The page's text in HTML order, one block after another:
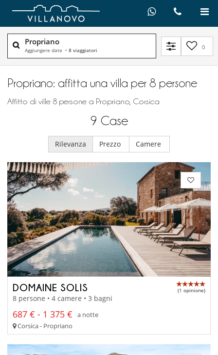
Propriano
Aggiungere date • 8 viaggiatori 0
Propriano: affitta una villa per 8 persone
Affitto di ville 8 persone a Propriano, Corsica
9 Case
Rilevanza Prezzo Camere
DOMAINE SOLIS (1 opinione)
8 persone • 4 camere • 3 bagni
687 € - 1 375 €
a notte
Corsica - Propriano